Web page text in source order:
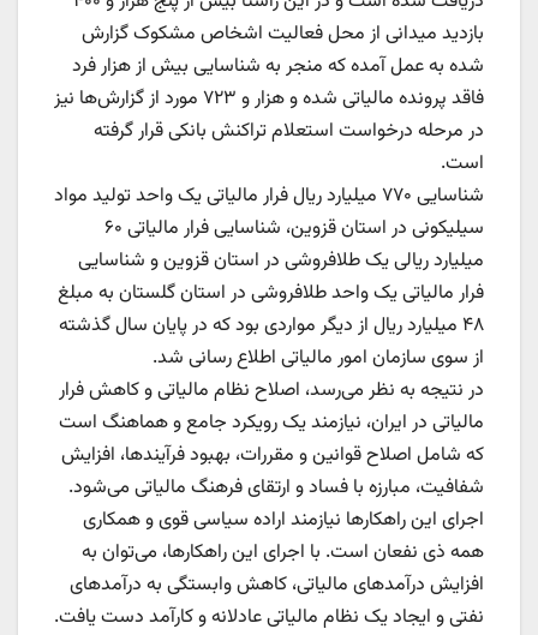
بازدید میدانی از محل فعالیت اشخاص مشکوک گزارش
شده به عمل آمده که منجر به شناسایی بیش از هزار فرد
فاقد پرونده مالیاتی شده و هزار و ۷۲۳ مورد از گزارش‌ها نیز
در مرحله درخواست استعلام تراکنش بانکی قرار گرفته
است.
شناسایی ۷۷۰ میلیارد ریال فرار مالیاتی یک واحد تولید مواد
سیلیکونی در استان قزوین، شناسایی فرار مالیاتی ۶۰
میلیارد ریالی یک طلافروشی در استان قزوین و شناسایی
فرار مالیاتی یک واحد طلافروشی در استان گلستان به مبلغ
۴۸ میلیارد ریال از دیگر مواردی بود که در پایان سال گذشته
از سوی سازمان امور مالیاتی اطلاع رسانی شد.
در نتیجه به نظر می‌رسد، اصلاح نظام مالیاتی و کاهش فرار
مالیاتی در ایران، نیازمند یک رویکرد جامع و هماهنگ است
که شامل اصلاح قوانین و مقررات، بهبود فرآیندها، افزایش
شفافیت، مبارزه با فساد و ارتقای فرهنگ مالیاتی می‌شود.
اجرای این راهکارها نیازمند اراده سیاسی قوی و همکاری
همه ذی نفعان است. با اجرای این راهکارها، می‌توان به
افزایش درآمدهای مالیاتی، کاهش وابستگی به درآمدهای
نفتی و ایجاد یک نظام مالیاتی عادلانه و کارآمد دست یافت.